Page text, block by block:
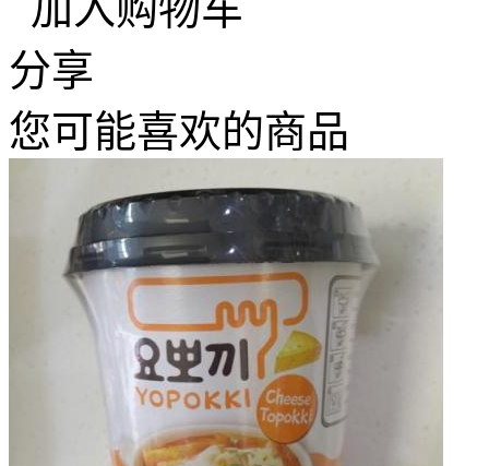
分享
您可能喜欢的商品